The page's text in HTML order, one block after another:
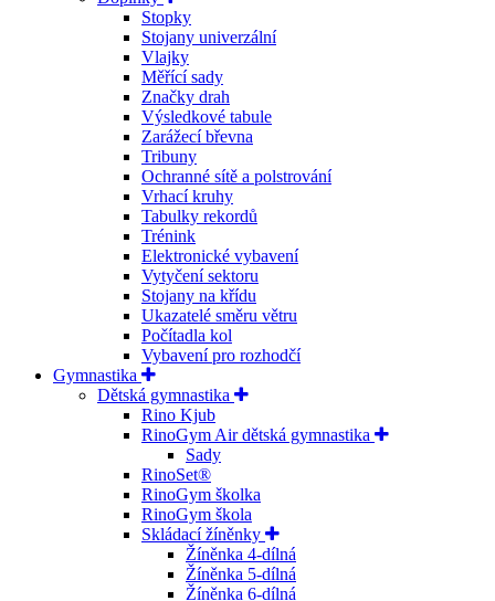
Stopky
Stojany univerzální
Vlajky
Měřící sady
Značky drah
Výsledkové tabule
Zarážecí břevna
Tribuny
Ochranné sítě a polstrování
Vrhací kruhy
Tabulky rekordů
Trénink
Elektronické vybavení
Vytyčení sektoru
Stojany na křídu
Ukazatelé směru větru
Počítadla kol
Vybavení pro rozhodčí
Gymnastika
Dětská gymnastika
Rino Kjub
RinoGym Air dětská gymnastika
Sady
RinoSet®
RinoGym školka
RinoGym škola
Skládací žíněnky
Žíněnka 4-dílná
Žíněnka 5-dílná
Žíněnka 6-dílná